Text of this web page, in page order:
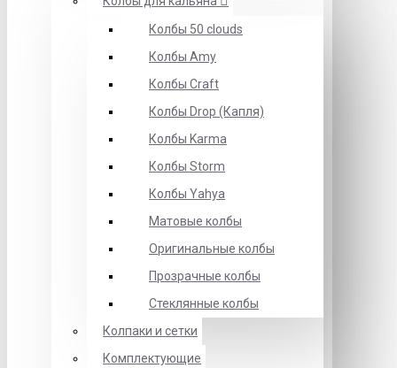
Колбы 50 clouds
Колбы Amy
Колбы Craft
Колбы Drop (Капля)
Колбы Karma
Колбы Storm
Колбы Yahya
Матовые колбы
Оригинальные колбы
Прозрачные колбы
Стеклянные колбы
Колпаки и сетки
Комплектующие